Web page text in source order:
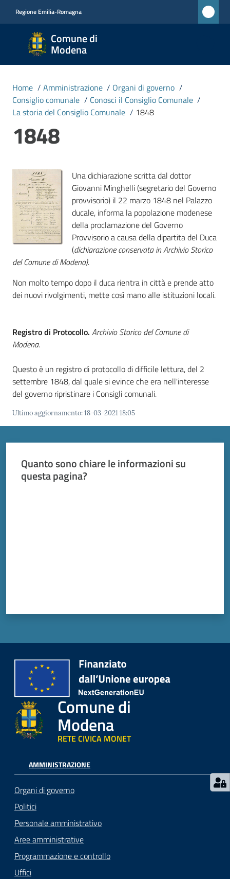
Regione Emilia-Romagna
Comune di
Modena
Comune
di
Modena
CIVICA
MONET
Amministrazione
Novità
Servizi
Vivere
Modena
su
Home / Amministrazione / Organi di governo /
Consiglio comunale / Conosci il Consiglio Comunale /
La storia del Consiglio Comunale / 1848
1848
Una dichiarazione scritta dal dottor
Giovanni Minghelli (segretario del Governo
provvisorio) il 22 marzo 1848 nel Palazzo
ducale, informa la popolazione modenese
della proclamazione del Governo
Provvisorio a causa della dipartita del Duca
(dichiarazione conservata in Archivio Storico
del Comune di Modena).
Non molto tempo dopo il duca rientra in città e prende atto
dei nuovi rivolgimenti, mette così mano alle istituzioni locali.
Registro di Protocollo. Archivio Storico del Comune di
Modena.
Questo è un registro di protocollo di difficile lettura, del 2
settembre 1848, dal quale si evince che era nell'interesse
del governo ripristinare i Consigli comunali.
Ultimo aggiornamento:18-03-2021 18:05
Quanto sono chiare le informazioni su
questa pagina?
Comune di
Modena
RETE CIVICA MONET
AMMINISTRAZIONE
Organi di governo
Politici
Personale amministrativo
Aree amministrative
Programmazione e controllo
Uffici